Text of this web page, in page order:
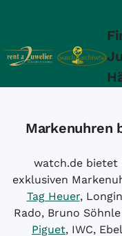
Markenuhren
watch.de bietet
exklusiven
Tag Heuer,
Rado, Bruno
Piguet, IWC,